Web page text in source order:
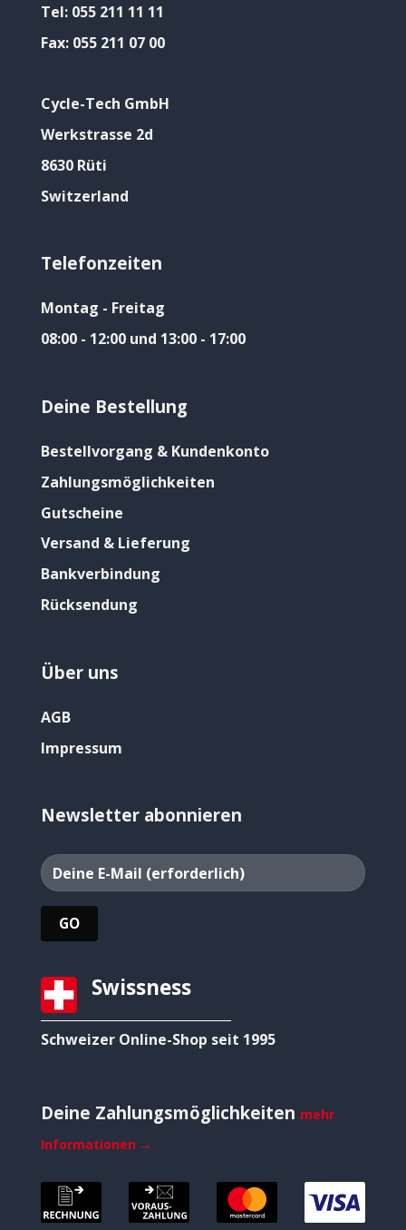
Tel: 055 211 11 11
Fax: 055 211 07 00
Cycle-Tech GmbH
Werkstrasse 2d
8630 Rüti
Switzerland
Telefonzeiten
Montag - Freitag
08:00 - 12:00 und 13:00 - 17:00
Deine Bestellung
Bestellvorgang & Kundenkonto
Zahlungsmöglichkeiten
Gutscheine
Versand & Lieferung
Bankverbindung
Rücksendung
Über uns
AGB
Impressum
Newsletter abonnieren
Swissness
Schweizer Online-Shop seit 1995
Deine Zahlungsmöglichkeiten mehr
Informationen →